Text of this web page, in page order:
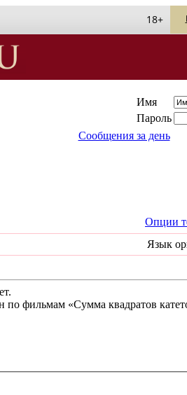
18+
Имя
Пароль
Сообщения за день
Опции
Язык
по фильмам «Сумма квадратов